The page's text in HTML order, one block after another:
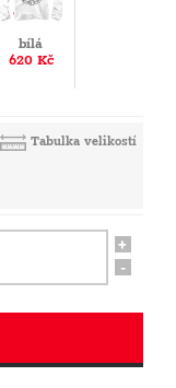
bílá
620 Kč
Tabulka velikostí
+
-